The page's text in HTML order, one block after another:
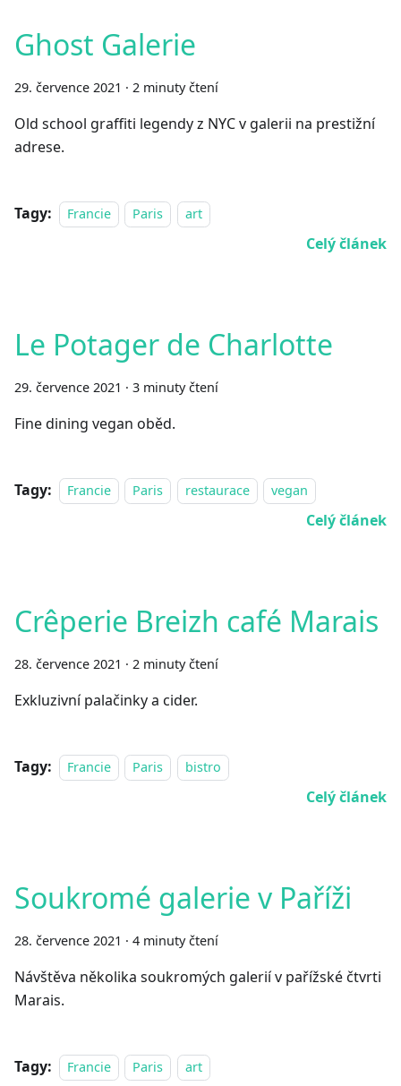
Ghost Galerie
29. července 2021 · 2 minuty čtení
Old school graffiti legendy z NYC v galerii na prestižní
adrese.
Tagy: Francie Paris art
Celý článek
Le Potager de Charlotte
29. července 2021 · 3 minuty čtení
Fine dining vegan oběd.
Tagy: Francie Paris restaurace vegan
Celý článek
Crêperie Breizh café Marais
28. července 2021 · 2 minuty čtení
Exkluzivní palačinky a cider.
Tagy: Francie Paris bistro
Celý článek
Soukromé galerie v Paříži
28. července 2021 · 4 minuty čtení
Návštěva několika soukromých galerií v pařížské čtvrti
Marais.
Tagy: Francie Paris art